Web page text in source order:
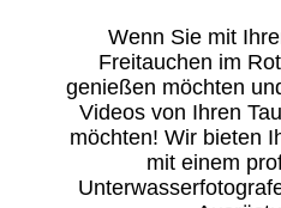
Wenn Sie mit
Freitauchen im
genießen möchten
Videos von Ihren
möchten! Wir bieten
mit einem